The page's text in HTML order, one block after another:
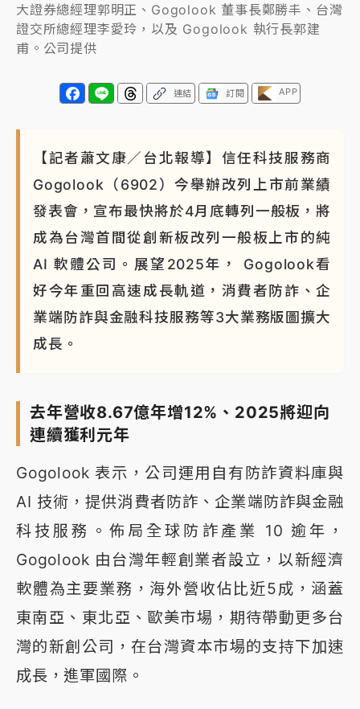
分析｜ 7月營收甫首破單月9000億元下半年續旺指
標？ 鴻海本週法說法人關注的四大重點
盟 兩大愛徒向他致
大證券總經理郭明正、Gogolook 董事長鄭勝丰、台灣
證交所總經理李愛玲，以及 Gogolook 執行長郭建
甫。公司提供
連結 訂閱 APP
【記者蕭文康／台北報導】信任科技服務商
Gogolook（6902）今舉辦改列上市前業績
發表會，宣布最快將於4月底轉列一般板，將
成為台灣首間從創新板改列一般板上市的純
AI 軟體公司。展望2025年， Gogolook看
好今年重回高速成長軌道，消費者防詐、企
業端防詐與金融科技服務等3大業務版圖擴大
成長。
去年營收8.67億年增12%、2025將迎向
連續獲利元年
Gogolook 表示，公司運用自有防詐資料庫與
AI 技術，提供消費者防詐、企業端防詐與金融
科技服務。佈局全球防詐產業 10 逾年，
Gogolook 由台灣年輕創業者設立，以新經濟
軟體為主要業務，海外營收佔比近5成，涵蓋
東南亞、東北亞、歐美市場，期待帶動更多台
灣的新創公司，在台灣資本市場的支持下加速
成長，進軍國際。